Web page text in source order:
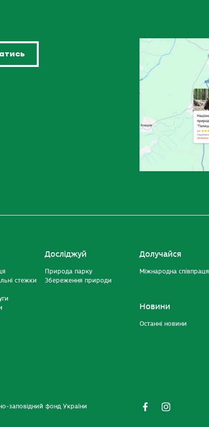
стежки
Досліджуй
Природа парку
Збереження природи
Долучайся
Міжнародна співпраця
Новини
Останні новини
заповідний фонд України